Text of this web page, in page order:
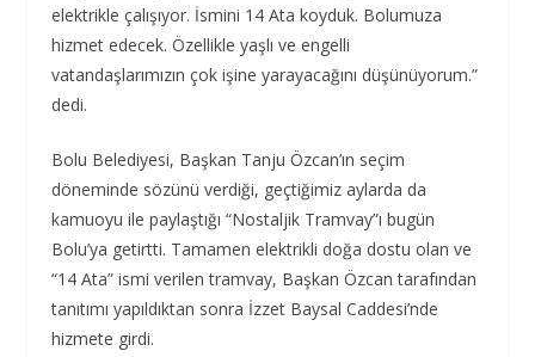
elektrikle çalışıyor. İsmini 14 Ata koyduk. Bolumuza
hizmet edecek. Özellikle yaşlı ve engelli
vatandaşlarımızın çok işine yarayacağını düşünüyorum.”
dedi.
Bolu Belediyesi, Başkan Tanju Özcan’ın seçim
döneminde sözünü verdiği, geçtiğimiz aylarda da
kamuoyu ile paylaştığı “Nostaljik Tramvay”ı bugün
Bolu’ya getirtti. Tamamen elektrikli doğa dostu olan ve
“14 Ata” ismi verilen tramvay, Başkan Özcan tarafından
tanıtımı yapıldıktan sonra İzzet Baysal Caddesi’nde
hizmete girdi.